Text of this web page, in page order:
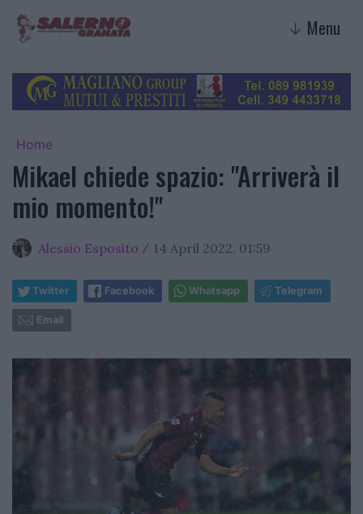
↓ Menu
Home
Mikael chiede spazio: "Arriverà il
mio momento!"
Alessio Esposito / 14 April 2022, 01:59
Twitter Facebook Whatsapp Telegram
Email